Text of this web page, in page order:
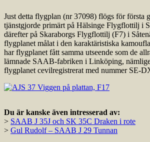
Just detta flygplan (nr 37098) flögs för första
tjänstgjorde primärt på Hälsinge Flygflottilj i
därefter på Skaraborgs Flygflottilj (F7) i
flygplanet målat i den karaktäristiska
har flygplanet fått samma utseende som de
lämnade SAAB-fabriken i Linköping,
flygplanet cevilregistrerat med nummer SE-
Du är kanske även intresserad av:
> SAAB J 35J och SK 35C Draken i rote
> Gul Rudolf – SAAB J 29 Tunnan